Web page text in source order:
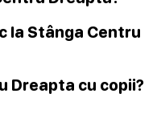
la Stânga Centru
Dreapta cu copii?